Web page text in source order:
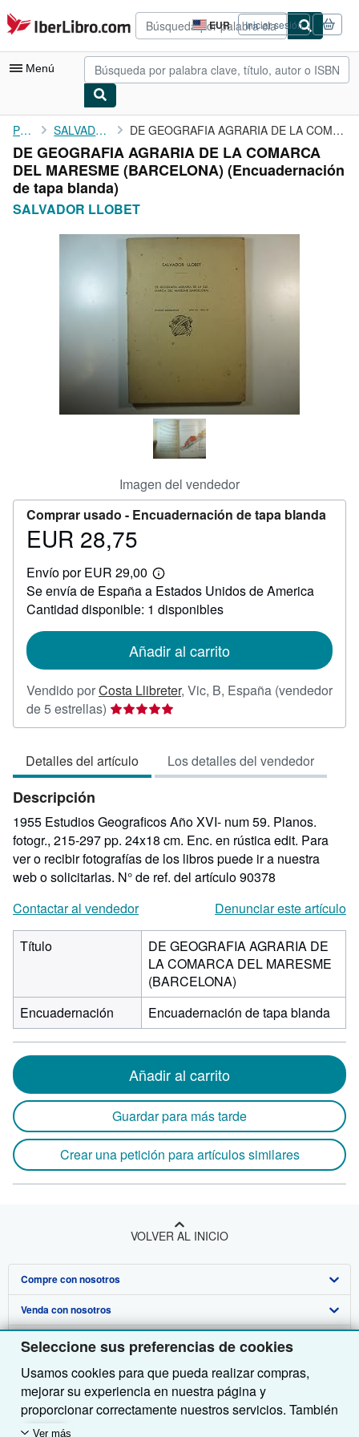
Seleccione sus preferencias de cookies
Usamos cookies para que pueda realizar compras,
mejorar su experiencia en nuestra página y
proporcionar correctamente nuestros servicios. También
utilizamos cookies para comprender el modo en que los
Ver más
Pasar al contenido principal
IberLibro.com EUR
Preferencias
de
compra
del
Iniciar sesión
Menú
Mi cuenta
Consultar mis pedidos
Búsqueda avanzada
Colecciones
CERRAR
Portada SALVADOR LLOBET DE GEOGRAFIA AGRARIA DE LA COMARCA DEL MARESME (BARCELONA)
DE GEOGRAFIA AGRARIA DE LA COMARCA
DEL MARESME (BARCELONA) (Encuadernación
de tapa blanda)
SALVADOR LLOBET
Imagen del vendedor
Comprar usado - Encuadernación de tapa blanda
Precio
28,75
EUR 28,75
Envío por EUR 29,00
Más
información
sobre
las
envío
Se envía de España a Estados Unidos de America
Cantidad disponible: 1 disponibles
Añadir al carrito
Vendido porCosta Llibreter, Vic, B, España (vendedor
de 5 estrellas) Calificación
del
5
de
estrellas
Detalles del artículo Los detalles del vendedor
Descripción
1955 Estudios Geograficos Año XVI- num 59. Planos.
fotogr., 215-297 pp. 24x18 cm. Enc. en rústica edit. Para
ver o recibir fotografías de los libros puede ir a nuestra
web o solicitarlas. N° de ref. del artículo 90378
Contactar al vendedor
Denunciar este artículo
Título
DE GEOGRAFIA AGRARIA DE
LA COMARCA DEL MARESME
(BARCELONA)
Encuadernación
Encuadernación de tapa blanda
Añadir al carrito
Guardar para más tarde
Crear una petición para artículos similares
VOLVER AL INICIO
Compre con nosotros
Búsqueda avanzada
Colecciones
Mi cuenta
Mis pedidos
Ver carrito
Venda con nosotros
Comenzar a vender
Únase a nuestro programa de afiliados
Recomiende un vendedor
Sobre nosotros
Sobre IberLibro
Medios
Empleo
Obtener Ayuda
Preguntas frecuentes y guías
Atención al Cliente
Otras compañías de AbeBooks
AbeBooks.com
Siga a IberLibro